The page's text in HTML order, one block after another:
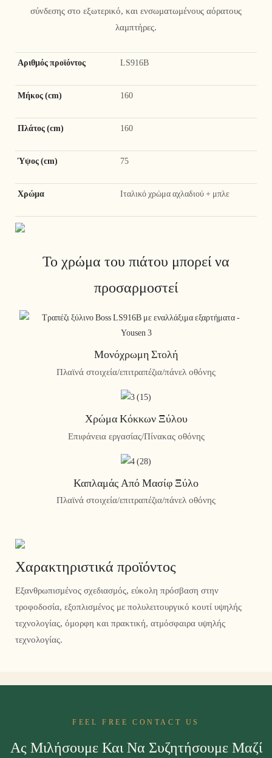
σύνδεσης στο εξωτερικό, και ενσωματωμένους αόρατους
λαμπτήρες.
Αριθμός προϊόντος LS916B
Μήκος (cm) 160
Πλάτος (cm) 160
Ύψος (cm) 75
Χρώμα Ιταλικό χρώμα αχλαδιού + μπλε
Το χρώμα του πιάτου μπορεί να
προσαρμοστεί
Μονόχρωμη Στολή
Πλαϊνά στοιχεία/επιτραπέζια/πάνελ οθόνης
Χρώμα Κόκκων Ξύλου
Επιφάνεια εργασίας/Πίνακας οθόνης
Καπλαμάς Από Μασίφ Ξύλο
Πλαϊνά στοιχεία/επιτραπέζια/πάνελ οθόνης
Χαρακτηριστικά προϊόντος
Εξανθρωπισμένος σχεδιασμός, εύκολη πρόσβαση στην
τροφοδοσία, εξοπλισμένος με πολυλειτουργικό κουτί υψηλής
τεχνολογίας, όμορφη και πρακτική, ατμόσφαιρα υψηλής
τεχνολογίας.
FEEL FREE CONTACT US
Ας Μιλήσουμε Και Να Συζητήσουμε Μαζί